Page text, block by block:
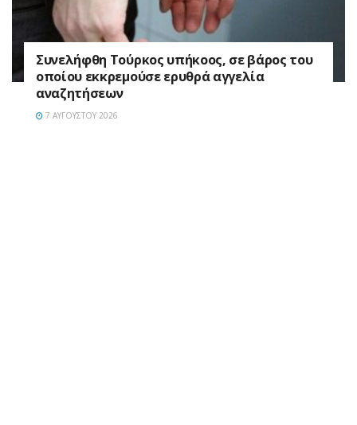
Συνελήφθη Τούρκος υπήκοος, σε βάρος του
οποίου εκκρεμούσε ερυθρά αγγελία
αναζητήσεων
7 ΑΥΓΟΎΣΤΟΥ 2026